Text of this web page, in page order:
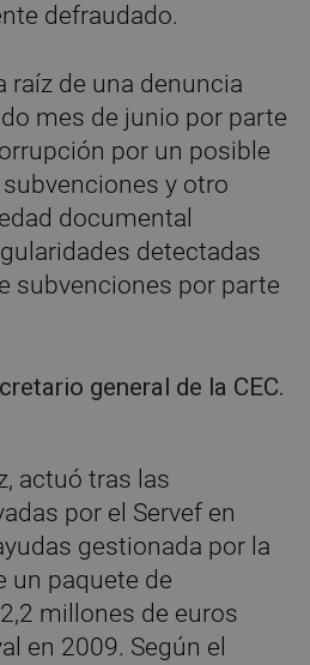
defraudado.
raíz de una denuncia
mes de junio por parte
por un posible
y otro
documental
detectadas
subvenciones por parte
general de la CEC.
actuó tras las
por el Servef en
gestionada por la
un paquete de
millones de euros
en 2009. Según el